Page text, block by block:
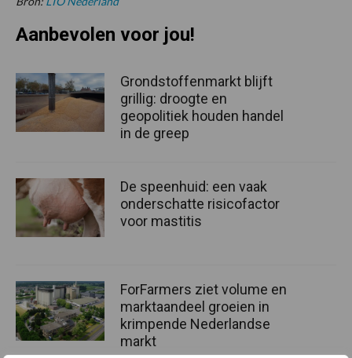
Aanbevolen voor jou!
Grondstoffenmarkt blijft
grillig: droogte en
geopolitiek houden handel
in de greep
De speenhuid: een vaak
onderschatte risicofactor
voor mastitis
ForFarmers ziet volume en
marktaandeel groeien in
krimpende Nederlandse
markt